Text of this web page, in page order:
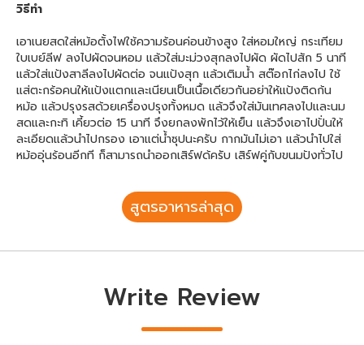
วิธีทำ
เอาเนยสดใส่หม้อตั้งไฟใช้ความร้อนค่อนข้างสูง ใส่หอมใหญ่ กระเทียม
ใบเบย์ลีฟ ลงไปผัดจนหอม แล้วใส่มะม่วงสุกลงไปผัด ผัดไปสัก 5 นาที
แล้วใส่แป้งสาลีลงไปผัดต่อ จนแป้งสุก แล้วเติมน้ำ สต๊อกไก่ลงไป ใช้
แส่ตะกร้อคนให้แป้งแตกและเนียนเป็นเนื้อเดียวกันอย่าให้แป้งติดก้น
หม้อ แล้วปรุงรสด้วยเครื่องปรุงทั้งหมด แล้วจึงใส่มันเทศลงไปและนม
สดและกะทิ เคี้ยวต่อ 15 นาที จึงยกลงพักไว้ให้เย็น แล้วจึงเอาไปปั่นให้
ละเอียดแล้วนำไปกรอง เอาแต่น้ำซุปนะครับ กากมันไม่เอา แล้วนำไปใส่
หม้ออุ่นร้อนอีกที ก็สามารถนำออกเสิร์ฟด้ครับ เสิร์ฟคู่กับขนมปังทั่วไป
สูตรอาหารล่าสุด
Write Review